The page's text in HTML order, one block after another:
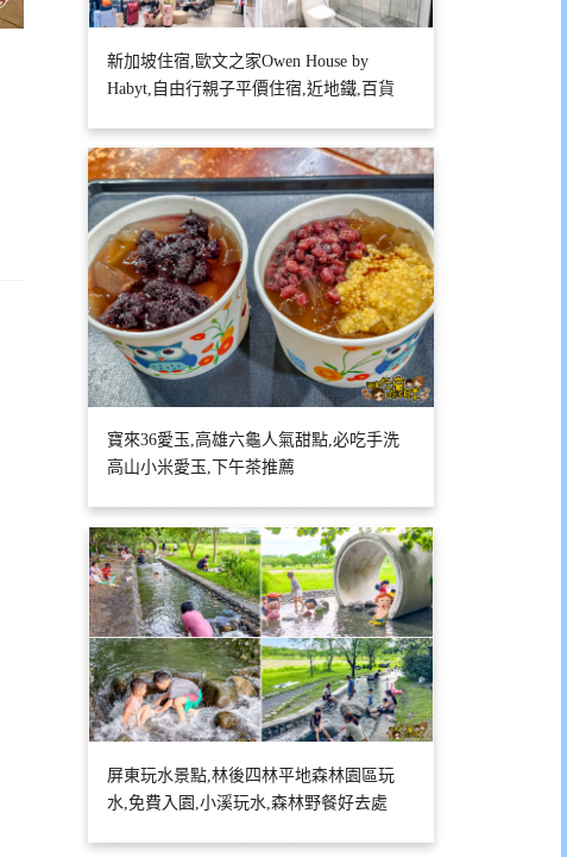
新加坡住宿,歐文之家Owen House by
Habyt,自由行親子平價住宿,近地鐵,百貨
寶來36愛玉,高雄六龜人氣甜點,必吃手洗
高山小米愛玉,下午茶推薦
屏東玩水景點,林後四林平地森林園區玩
水,免費入園,小溪玩水,森林野餐好去處